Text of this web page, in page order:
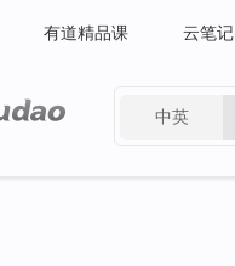
有道精品课 云笔记
中英